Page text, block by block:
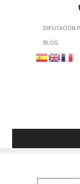
DIPUTACIÓN
BLOG